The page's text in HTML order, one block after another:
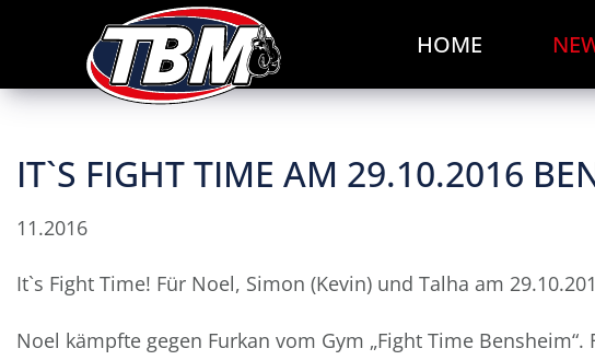
HOME
IT`S FIGHT TIME AM 29.10.2016
11.2016
It`s Fight Time! Für Noel, Simon (Kevin) und Talha am
Noel kämpfte gegen Furkan vom Gym „Fight Time